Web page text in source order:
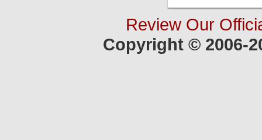
Review Our
Copyright © 2006-